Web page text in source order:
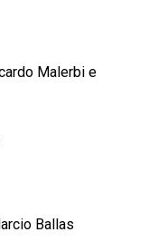
Malerbi e
Ballas